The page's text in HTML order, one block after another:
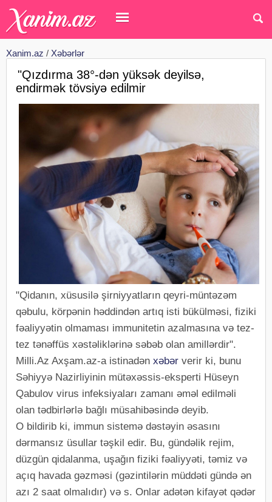
Xanim.az / Xəbərlər
"Qızdırma 38°-dən yüksək deyilsə,
endirmək tövsiyə edilmir
"Qidanın, xüsusilə şirniyyatların qeyri-müntəzəm
qəbulu, körpənin həddindən artıq isti bükülməsi, fiziki
fəaliyyətin olmaması immunitetin azalmasına və tez-
tez tənəffüs xəstəliklərinə səbəb olan amillərdir".
Milli.Az Axşam.az-a istinadən xəbər verir ki, bunu
Səhiyyə Nazirliyinin mütəxəssis-eksperti Hüseyn
Qabulov virus infeksiyaları zamanı əməl edilməli
olan tədbirlərlə bağlı müsahibəsində deyib.
O bildirib ki, immun sistemə dəstəyin əsasını
dərmansız üsullar təşkil edir. Bu, gündəlik rejim,
düzgün qidalanma, uşağın fiziki fəaliyyəti, təmiz və
açıq havada gəzməsi (gəzintilərin müddəti gündə ən
azı 2 saat olmalıdır) və s. Onlar adətən kifayət qədər